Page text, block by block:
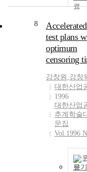
8
test plans
optimum
censoring
강창원 ,강창
대한산업
1996
대한산업
추계학술
문집
Vol.1996
보기